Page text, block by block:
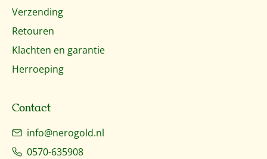
Verzending
Retouren
Klachten en garantie
Herroeping
Contact
info@nerogold.nl
0570-635908